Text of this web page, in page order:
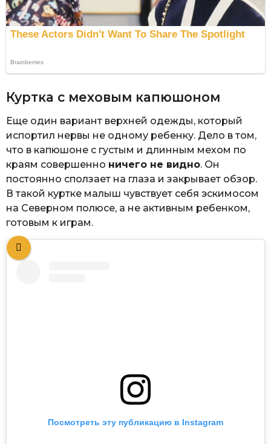
Куртка с меховым капюшоном
Еще один вариант верхней одежды, который
испортил нервы не одному ребенку. Дело в том,
что в капюшоне с густым и длинным мехом по
краям совершенно ничего не видно. Он
постоянно сползает на глаза и закрывает обзор.
В такой куртке малыш чувствует себя эскимосом
на Северном полюсе, а не активным ребенком,
готовым к играм.
Посмотреть эту публикацию в Instagram